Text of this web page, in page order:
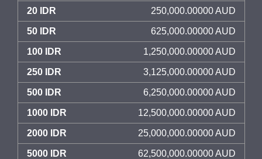
20 IDR 250,000.00000 AUD
50 IDR 625,000.00000 AUD
100 IDR 1,250,000.00000 AUD
250 IDR 3,125,000.00000 AUD
500 IDR 6,250,000.00000 AUD
1000 IDR 12,500,000.00000 AUD
2000 IDR 25,000,000.00000 AUD
5000 IDR 62,500,000.00000 AUD